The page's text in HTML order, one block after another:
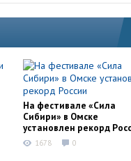
На фестивале «Сила
Сибири» в Омске
установлен рекорд
1678 0